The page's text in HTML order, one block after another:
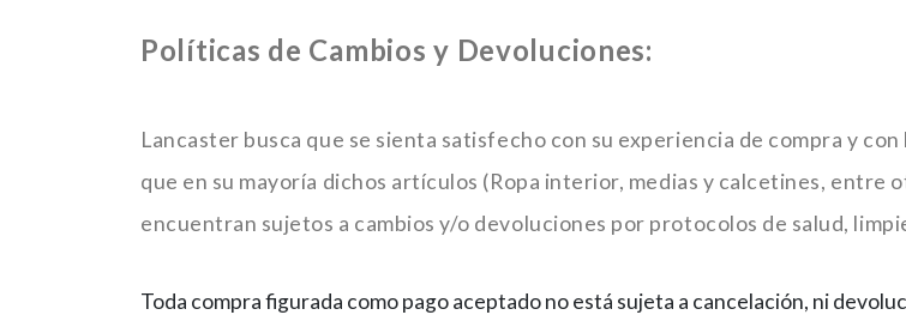
Políticas de Cambios y Devoluciones:
Lancaster busca que se sienta satisfecho con su experiencia de compra y
que en su mayoría dichos artículos (Ropa interior, medias y calcetines, entre
encuentran sujetos a cambios y/o devoluciones por protocolos de salud,
Toda compra figurada como pago aceptado no está sujeta a cancelación, ni